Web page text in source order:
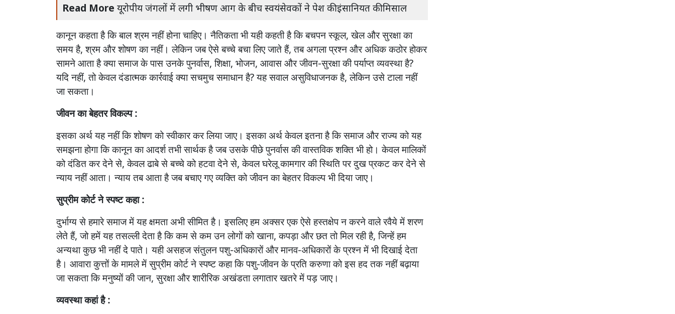
Read More यूरोपीय जंगलों में लगी भीषण आग के बीच स्वयंसेवकों ने पेश की इंसानियत की मिसाल
कानूनकहताहैकिबालश्रमनहींहोनाचाहिए। नैतिकताभीयहीकहतीहैकिबचपनस्कूल,खेलऔरसुरक्षाका
समयहै,श्रमऔरशोषणकानहीं। लेकिनजबऐसेबच्चेबचालिएजातेहैं,तबअगलाप्रश्नऔरअधिककठोरहोकर
सामनेआताहैक्यासमाजकेपासउनकेपुनर्वास,शिक्षा, भोजन, आवासऔरजीवन-सुरक्षाकीपर्याप्तव्यवस्थाहै?
यदिनहीं,तोकेवलदंडात्मककार्रवाईक्यासचमुचसमाधानहै?यहसवालअसुविधाजनकहै,लेकिनउसेटालानहीं
जासकता।
जीवनकाबेहतरविकल्प :
इसकाअर्थयहनहींकिशोषणकोस्वीकारकरलियाजाए। इसकाअर्थकेवलइतनाहैकिसमाजऔरराज्यकोयह
समझनाहोगाकिकानूनकाआदर्शतभीसार्थकहैजबउसकेपीछेपुनर्वासकीवास्तविकशक्तिभीहो। केवलमालिकों
कोदंडितकरदेनेसे,केवलढाबेसेबच्चेकोहटवादेनेसे,केवलघरेलूकामगारकीस्थितिपरदुखप्रकटकरदेनेसे
न्यायनहींआता। न्यायतबआताहैजबबचाएगएव्यक्तिकोजीवनकाबेहतरविकल्पभीदियाजाए।
सुप्रीमकोर्टनेस्पष्टकहा :
दुर्भाग्यसेहमारेसमाजमेंयहक्षमताअभीसीमितहै। इसलिएहमअक्सरएकऐसेहस्तक्षेपनकरनेवालेरवैयेमेंशरण
लेतेहैं,जोहमेंयहतसल्लीदेताहैकिकमसेकमउनलोगोंकोखाना,कपड़ाऔरछततोमिलरहीहै,जिन्हेंहम
अन्यथाकुछभीनहींदेपाते। यहीअसहजसंतुलनपशु-अधिकारोंऔरमानव-अधिकारोंकेप्रश्नमेंभीदिखाईदेता
है। आवाराकुत्तोंकेमामलेमेंसुप्रीमकोर्टनेस्पष्टकहाकिपशु-जीवनकेप्रतिकरुणाकोइसहदतकनहींबढ़ाया
जासकताकिमनुष्योंकीजान,सुरक्षाऔरशारीरिकअखंडतालगातारखतरेमेंपड़जाए।
व्यवस्थाकहांहै :